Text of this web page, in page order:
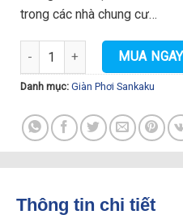
trong các nhà chung cư…
Giàn Phơi Thông Minh 4MUA NGAY
Danh mục: Giàn Phơi Sankaku
Thông tin chi tiết